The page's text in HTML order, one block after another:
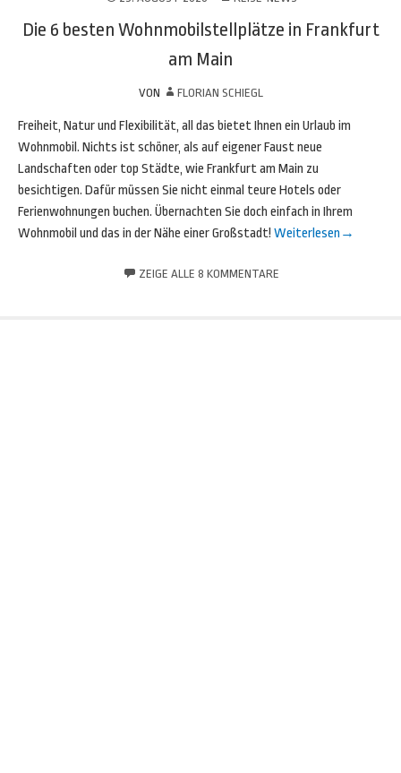
Die 6 besten Wohnmobilstellplätze in Frankfurt
am Main
VON FLORIAN SCHIEGL
Freiheit, Natur und Flexibilität, all das bietet Ihnen ein Urlaub im
Wohnmobil. Nichts ist schöner, als auf eigener Faust neue
Landschaften oder top Städte, wie Frankfurt am Main zu
besichtigen. Dafür müssen Sie nicht einmal teure Hotels oder
Ferienwohnungen buchen. Übernachten Sie doch einfach in Ihrem
Wohnmobil und das in der Nähe einer Großstadt! Weiterlesen →
ZEIGE ALLE 8 KOMMENTARE